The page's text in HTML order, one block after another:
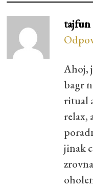
tajfun
Ahoj,
bagr
ritual
relax,
jinak